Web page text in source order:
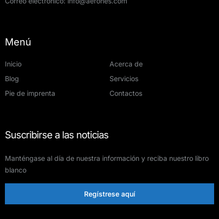
Menú
Inicio
Acerca de
Blog
Servicios
Pie de imprenta
Contactos
Suscribirse a las noticias
Manténgase al día de nuestra información y reciba nuestro libro
blanco
Regístrese aquí